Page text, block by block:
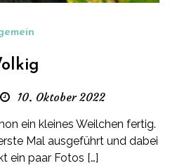
10. Oktober 2022
ein kleines Weilchen fertig.
Mal ausgeführt und dabei
ein paar Fotos […]